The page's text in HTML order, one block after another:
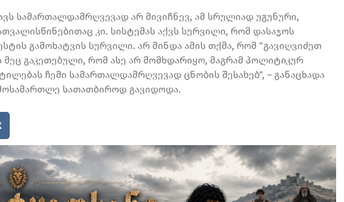
სამართალდამრღვევად არ მივიჩნევ, ამ სრულიად უგუნური,
კი. სისტემას აქვს სურვილი, რომ დასაჯოს
გამოხატვის სურვილი. არ მინდა ამის თქმა, რომ “გავიღვიძეთ
მეც გაკეთებული, რომ ასე არ მომხდარიყო, მაგრამ პოლიტიკურ
ჩემი სამართალდამრღვევად ცნობის შესახებ“, – განაცხადა
სათათბიროდ გავიდოდა.